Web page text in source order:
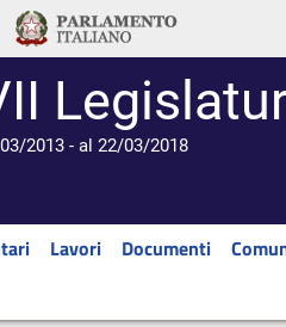
2013 - al 22/03/2018
Lavori Documenti